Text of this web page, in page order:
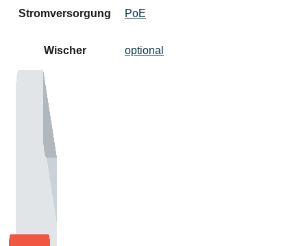
Stromversorgung PoE
Wischer optional